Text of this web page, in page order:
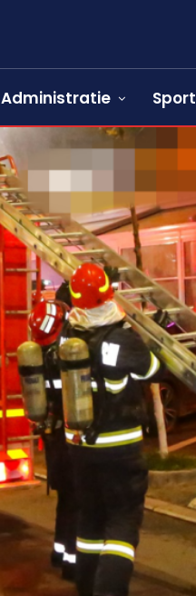
Administratie Sport